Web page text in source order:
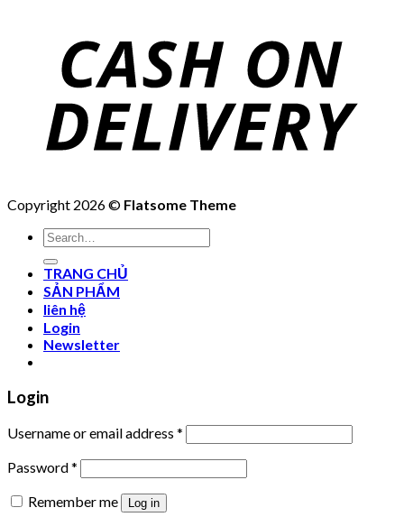
Copyright 2026 © Flatsome Theme
Search
for:
TRANG CHỦ
SẢN PHẨM
liên hệ
Login
Newsletter
Login
Username or email address *
Password*
Remember me
Log in